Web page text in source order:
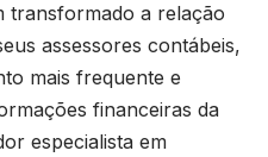
transformado a relação
assessores contábeis,
mais frequente e
financeiras da
especialista em